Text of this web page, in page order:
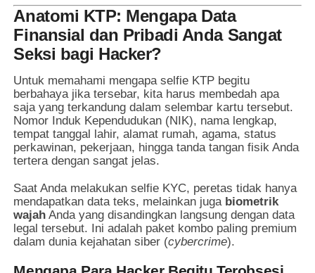
Anatomi KTP: Mengapa Data
Finansial dan Pribadi Anda Sangat
Seksi bagi Hacker?
Untuk memahami mengapa selfie KTP begitu
berbahaya jika tersebar, kita harus membedah apa
saja yang terkandung dalam selembar kartu tersebut.
Nomor Induk Kependudukan (NIK), nama lengkap,
tempat tanggal lahir, alamat rumah, agama, status
perkawinan, pekerjaan, hingga tanda tangan fisik Anda
tertera dengan sangat jelas.
Saat Anda melakukan selfie KYC, peretas tidak hanya
mendapatkan data teks, melainkan juga biometrik
wajah Anda yang disandingkan langsung dengan data
legal tersebut. Ini adalah paket kombo paling premium
dalam dunia kejahatan siber (cybercrime).